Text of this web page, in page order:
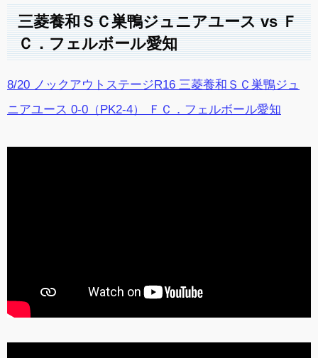
三菱養和ＳＣ巣鴨ジュニアユース vs Ｆ
Ｃ．フェルボール愛知
8/20 ノックアウトステージR16 三菱養和ＳＣ巣鴨ジュ
ニアユース 0-0（PK2-4） ＦＣ．フェルボール愛知